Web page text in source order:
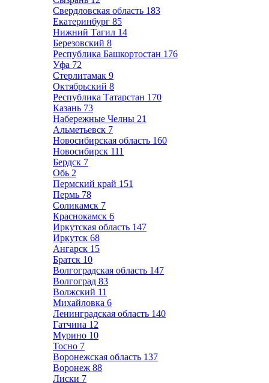
Свердловская область 183
Екатеринбург 85
Нижний Тагил 14
Березовский 8
Республика Башкортостан 176
Уфа 72
Стерлитамак 9
Октябрьский 8
Республика Татарстан 170
Казань 73
Набережные Челны 21
Альметьевск 7
Новосибирская область 160
Новосибирск 111
Бердск 7
Обь 2
Пермский край 151
Пермь 78
Соликамск 7
Краснокамск 6
Иркутская область 147
Иркутск 68
Ангарск 15
Братск 10
Волгоградская область 147
Волгоград 83
Волжский 11
Михайловка 6
Ленинградская область 140
Гатчина 12
Мурино 10
Тосно 7
Воронежская область 137
Воронеж 88
Лиски 7